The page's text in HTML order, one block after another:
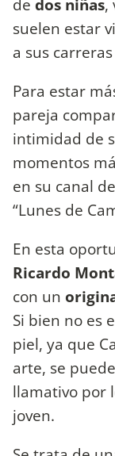
suelen estar
a sus
Para estar
pareja
intimidad de
momentos
en su canal
“Lunes de
En esta
Ricardo
con un
Si bien no es
piel, ya que
arte, se
llamativo por
joven.